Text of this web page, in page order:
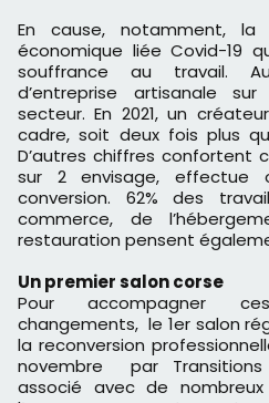
En cause, notamment,
économique liée Covid-19
souffrance au travail.
d’entreprise artisanale
secteur. En 2021, un
cadre, soit deux fois plus
D’autres chiffres confortent
sur 2 envisage, effectue
conversion. 62% des
commerce, de
restauration pensent
Un premier salon corse
Pour accompagner
changements, le 1er salon
la reconversion
novembre par Transitions
associé avec de